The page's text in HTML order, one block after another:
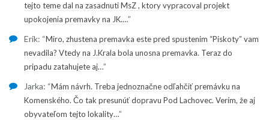
tejto teme dal na zasadnuti MsZ , ktory vypracoval projekt
upokojenia premavky na JK.…”
Erik: “Miro, zhustena premavka este pred spustenim “Piskoty” vam
nevadila? Vtedy na J.Krala bola unosna premavka. Teraz do
pripadu zatahujete aj…”
Jarka: “Mám návrh. Treba jednoznačne odľahčiť premávku na
Komenského. Čo tak presunúť dopravu Pod Lachovec. Verím, že aj
obyvateľom tejto lokality…”